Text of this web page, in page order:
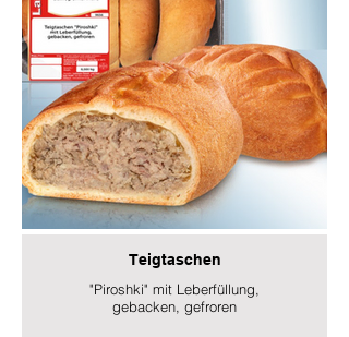
Teigtaschen
"Piroshki" mit Leberfüllung,
gebacken, gefroren